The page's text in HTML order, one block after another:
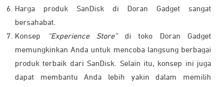
Harga produk SanDisk di Doran Gadget sangat
bersahabat.
Konsep
“Experience Store”di toko Doran Gadget
memungkinkan Anda untuk mencoba langsung berbagai
produk terbaik dari SanDisk. Selain itu, konsep ini juga
dapat membantu Anda lebih yakin dalam memilih